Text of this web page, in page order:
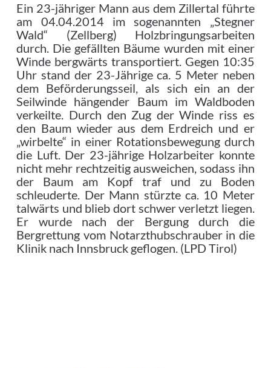
Ein 23-jähriger Mann aus dem Zillertal führte
am 04.04.2014 im sogenannten „Stegner
Wald“ (Zellberg) Holzbringungsarbeiten
durch. Die gefällten Bäume wurden mit einer
Winde bergwärts transportiert. Gegen 10:35
Uhr stand der 23-Jährige ca. 5 Meter neben
dem Beförderungsseil, als sich ein an der
Seilwinde hängender Baum im Waldboden
verkeilte. Durch den Zug der Winde riss es
den Baum wieder aus dem Erdreich und er
„wirbelte“ in einer Rotationsbewegung durch
die Luft. Der 23-jährige Holzarbeiter konnte
nicht mehr rechtzeitig ausweichen, sodass ihn
der Baum am Kopf traf und zu Boden
schleuderte. Der Mann stürzte ca. 10 Meter
talwärts und blieb dort schwer verletzt liegen.
Er wurde nach der Bergung durch die
Bergrettung vom Notarzthubschrauber in die
Klinik nach Innsbruck geflogen. (LPD Tirol)